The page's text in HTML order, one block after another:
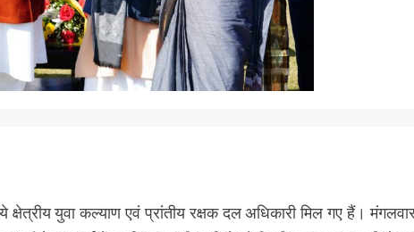
युवा कल्याण एवं प्रांतीय रक्षक दल अधिकारी मिल गए हैं।